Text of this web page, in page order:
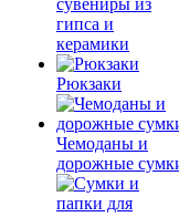
сувениры из
гипса и
керамики
Рюкзаки
Чемоданы и
дорожные